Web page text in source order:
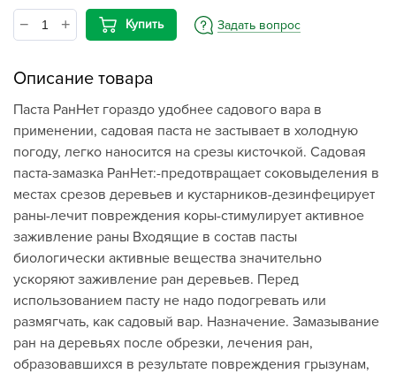
Купить Задать вопрос
Описание товара
Паста РанНет гораздо удобнее садового вара в
применении, садовая паста не застывает в холодную
погоду, легко наносится на срезы кисточкой. Садовая
паста-замазка РанНет:-предотвращает соковыделения в
местах срезов деревьев и кустарников-дезинфецирует
раны-лечит повреждения коры-стимулирует активное
заживление раны Входящие в состав пасты
биологически активные вещества значительно
ускоряют заживление ран деревьев. Перед
использованием пасту не надо подогревать или
размягчать, как садовый вар. Назначение. Замазывание
ран на деревьях после обрезки, лечения ран,
образовавшихся в результате повреждения грызунам,